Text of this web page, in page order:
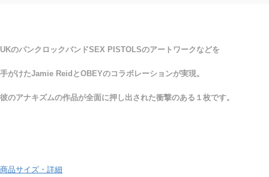
UKのパンクロックバンドSEX PISTOLSのアートワークなどを
手がけたJamie ReidとOBEYのコラボレーションが実現。
彼のアナキズムの作品が全面に押し出された衝撃のある１枚です。
商品サイズ・詳細